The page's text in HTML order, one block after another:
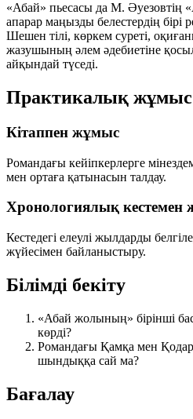
«Абай» пьесасы да М. Әуезовтің
апарар маңызды белестердің бірі
Шешен тілі, көркем суреті,
жазушының әлем әдебиетіне
айқындай түседі.
Практикалық жұмыс
Кітаппен жұмыс
Романдағы кейіпкерлерге
мен ортаға қатынасын талдау.
Хронологиялық кестемен
Кестедегі елеулі жылдарды
жүйесімен байланыстыру.
Білімді бекіту
«Абай жолының» бірінші
көрді?
Романдағы Қамқа мен
шындыққа сай ма?
Бағалау